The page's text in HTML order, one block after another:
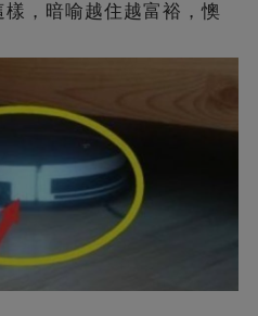
，暗喻越住越富裕，懊